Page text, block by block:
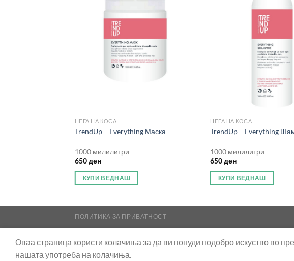
НЕГА НА КОСА
TrendUp – Everything Маска
1000 милилитри
650ден
КУПИ ВЕДНАШ
НЕГА НА КОСА
TrendUp – Everything
1000 милилитри
650ден
КУПИ ВЕДНАШ
ПОЛИТИКА ЗА ПРИВАТНОСТ
ЕДБ: 4044018514445
Матичен број: 7258410
Оваа страница користи колачиња за да ви понуди подобро искуство во
нашата употреба на колачиња.